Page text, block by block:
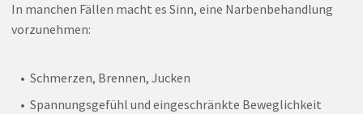
In manchen Fällen macht es Sinn, eine Narbenbehandlung
vorzunehmen:
Schmerzen, Brennen, Jucken
Spannungsgefühl und eingeschränkte Beweglichkeit